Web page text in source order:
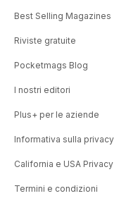
Best Selling Magazines
Riviste gratuite
Pocketmags Blog
I nostri editori
Plus+ per le aziende
Informativa sulla privacy
California e USA Privacy
Termini e condizioni